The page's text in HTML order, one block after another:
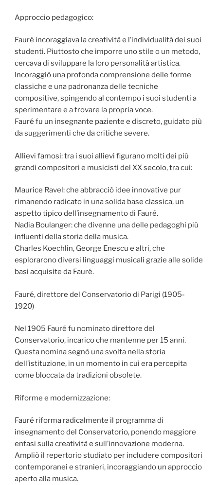
Approccio pedagogico:
Fauré incoraggiava la creatività e l’individualità dei suoi
studenti. Piuttosto che imporre uno stile o un metodo,
cercava di sviluppare la loro personalità artistica.
Incoraggiò una profonda comprensione delle forme
classiche e una padronanza delle tecniche
compositive, spingendo al contempo i suoi studenti a
sperimentare e a trovare la propria voce.
Fauré fu un insegnante paziente e discreto, guidato più
da suggerimenti che da critiche severe.
Allievi famosi: tra i suoi allievi figurano molti dei più
grandi compositori e musicisti del XX secolo, tra cui:
Maurice Ravel: che abbracciò idee innovative pur
rimanendo radicato in una solida base classica, un
aspetto tipico dell’insegnamento di Fauré.
Nadia Boulanger: che divenne una delle pedagoghi più
influenti della storia della musica.
Charles Koechlin, George Enescu e altri, che
esplorarono diversi linguaggi musicali grazie alle solide
basi acquisite da Fauré.
Fauré, direttore del Conservatorio di Parigi (1905-
1920)
Nel 1905 Fauré fu nominato direttore del
Conservatorio, incarico che mantenne per 15 anni.
Questa nomina segnò una svolta nella storia
dell’istituzione, in un momento in cui era percepita
come bloccata da tradizioni obsolete.
Riforme e modernizzazione:
Fauré riforma radicalmente il programma di
insegnamento del Conservatorio, ponendo maggiore
enfasi sulla creatività e sull’innovazione moderna.
Ampliò il repertorio studiato per includere compositori
contemporanei e stranieri, incoraggiando un approccio
aperto alla musica.